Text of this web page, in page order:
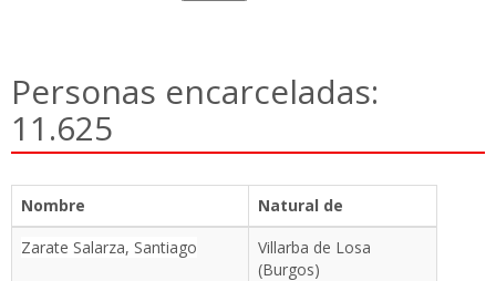
Personas encarceladas:
11.625
Nombre
Natural de
Zarate Salarza, Santiago
Villarba de Losa
(Burgos)